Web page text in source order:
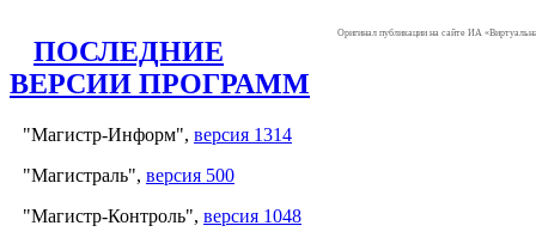
ПОСЛЕДНИЕ
ВЕРСИИ ПРОГРАММ
"Магистр-Информ", версия 1314
"Магистраль", версия 500
"Магистр-Контроль", версия 1048
Оригинал публикации на сайте ИА